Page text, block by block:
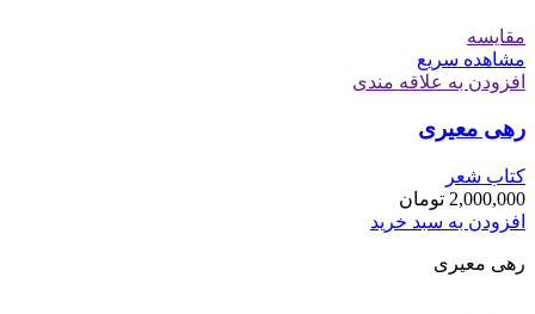
مقایسه
مشاهده سریع
افزودن به علاقه مندی
رهی معیری
کتاب شعر
2,000,000 تومان
افزودن به سبد خرید
رهی معیری